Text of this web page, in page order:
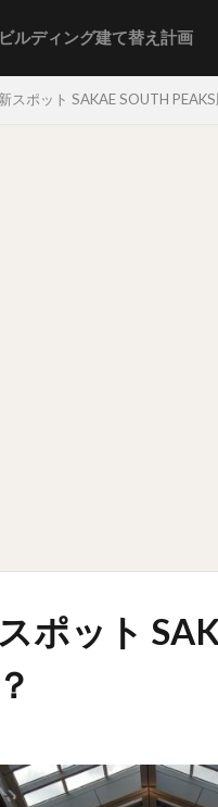
ルディング建て替え計画
スポット SAKAE SOUTH
ポット